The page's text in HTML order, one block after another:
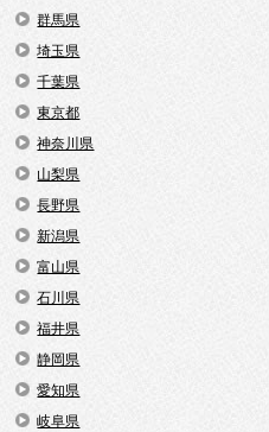
群馬県
埼玉県
千葉県
東京都
神奈川県
山梨県
長野県
新潟県
富山県
石川県
福井県
静岡県
愛知県
岐阜県